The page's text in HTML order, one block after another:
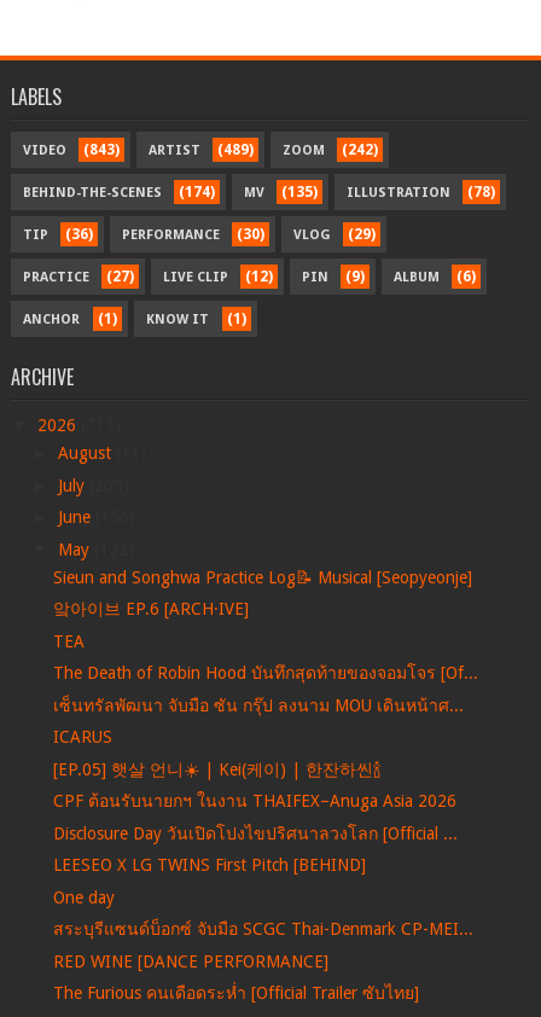
LABELS
VIDEO (843) ARTIST (489) ZOOM (242)
BEHIND-THE-SCENES (174) MV (135) ILLUSTRATION (78)
TIP (36) PERFORMANCE (30) VLOG (29)
PRACTICE (27) LIVE CLIP (12) PIN (9) ALBUM (6)
ANCHOR (1) KNOW IT (1)
ARCHIVE
2026
August
July
June
May
Sieun and Songhwa Practice Log📝 Musical [Seopyeonje]
앜아이브 EP.6 [ARCH·IVE]
TEA
The Death of Robin Hood บันทึกสุดท้ายของจอมโจร [Of...
เซ็นทรัลพัฒนา จับมือ ซัน กรุ๊ป ลงนาม MOU เดินหน้าศ...
ICARUS
[EP.05] 햇살 언니☀️ | Kei(케이) | 한잔하씬🍾
CPF ต้อนรับนายกฯ ในงาน THAIFEX–Anuga Asia 2026
Disclosure Day วันเปิดโปงไขปริศนาลวงโลก [Official ...
LEESEO X LG TWINS First Pitch [BEHIND]
One day
สระบุรีแซนด์บ็อกซ์ จับมือ SCGC Thai-Denmark CP-MEI...
RED WINE [DANCE PERFORMANCE]
The Furious คนเดือดระห่ำ [Official Trailer ซับไทย]